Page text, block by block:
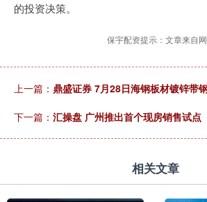
的投资决策。
保宇配资提示：文章来自
上一篇： 鼎盛证券 7月28日海钢板材镀锌带
下一篇： 汇操盘 广州推出首个现房销售试点
相关文章